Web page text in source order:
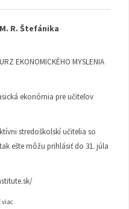
R. Štefánika
EKONOMICKÉHO MYSLENIA
ekonómia pre učiteľov
stredoškolskí učitelia so
ešte môžu prihlásiť do 31. júla